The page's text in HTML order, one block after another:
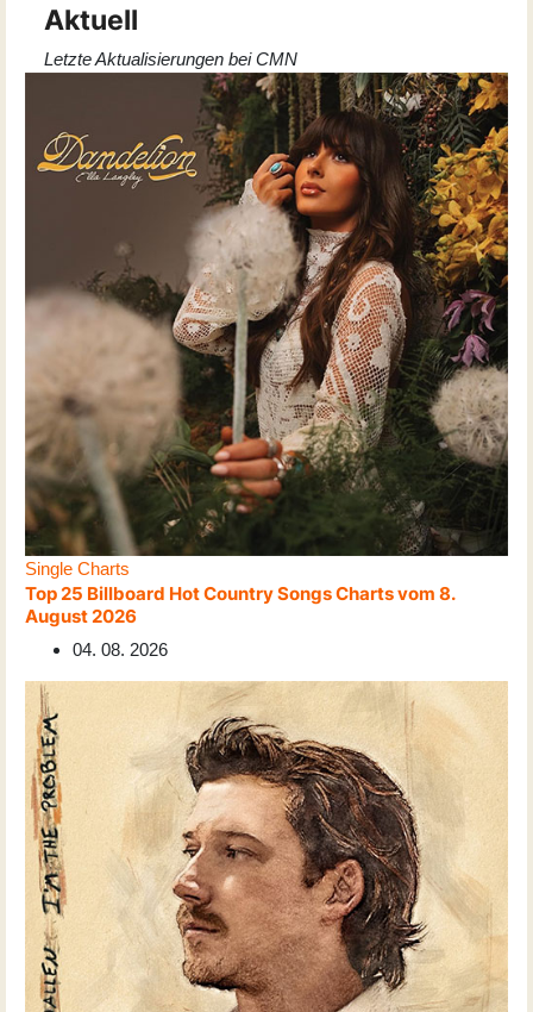
Aktuell
Letzte Aktualisierungen bei CMN
Single Charts
Top 25 Billboard Hot Country Songs Charts vom 8.
August 2026
04. 08. 2026